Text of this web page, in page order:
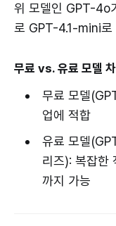
위 모델인 GPT-4o
로 GPT-4.1-mini로
무료 vs. 유료 모델 차
무료 모델
업에 적합
유료 모델
리즈): 복잡한
까지 가능